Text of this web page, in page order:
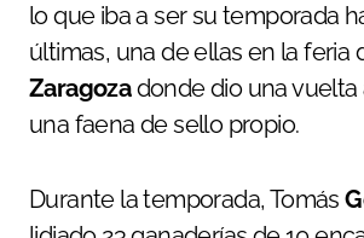
lo que iba a ser su temporada
últimas, una de ellas en la feria
Zaragozadonde dio una vuelta
una faena de sello propio.
Durante la temporada, Tomás